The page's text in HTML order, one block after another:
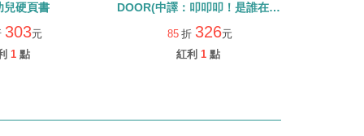
兒硬頁書
303元
1 點
DOOR(中譯：叩叩叩！是誰在敲
門)/大開本翻翻操作書
85 折 326元
紅利 1 點